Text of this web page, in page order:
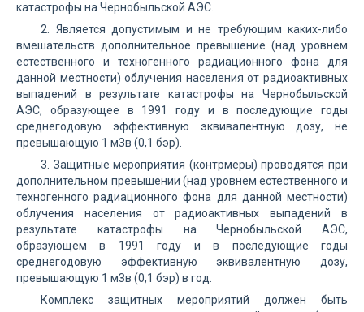
катастрофы на Чернобыльской АЭС.
2. Является допустимым и не требующим каких-либо
вмешательств дополнительное превышение (над уровнем
естественного и техногенного радиационного фона для
данной местности) облучения населения от радиоактивных
выпадений в результате катастрофы на Чернобыльской
АЭС, образующее в 1991 году и в последующие годы
среднегодовую эффективную эквивалентную дозу, не
превышающую 1 мЗв (0,1 бэр).
3. Защитные мероприятия (контрмеры) проводятся при
дополнительном превышении (над уровнем естественного и
техногенного радиационного фона для данной местности)
облучения населения от радиоактивных выпадений в
результате катастрофы на Чернобыльской АЭС,
образующем в 1991 году и в последующие годы
среднегодовую эффективную эквивалентную дозу,
превышающую 1 мЗв (0,1 бэр) в год.
Комплекс защитных мероприятий должен быть